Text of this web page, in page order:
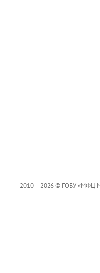
2010 – 2026 © ГОБУ «МФЦ